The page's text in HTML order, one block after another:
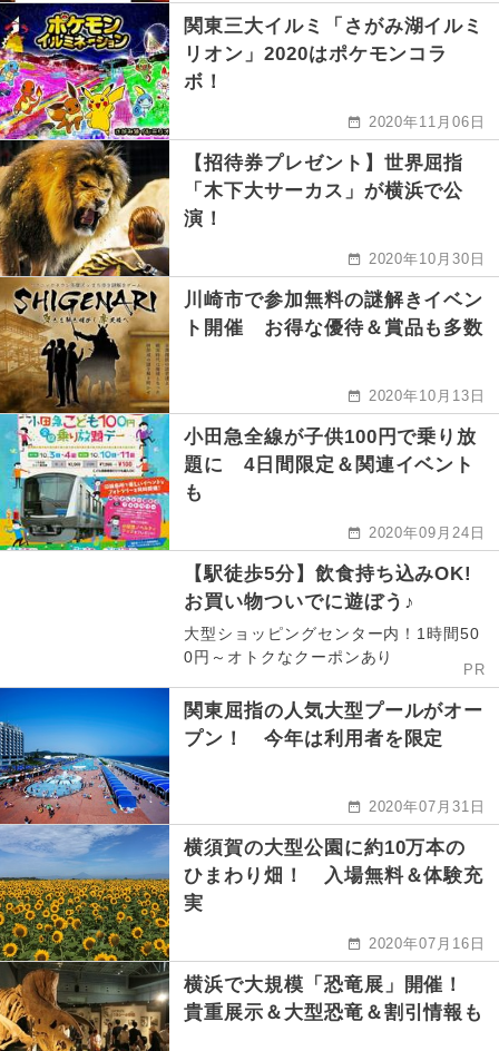
関東三大イルミ「さがみ湖イルミ
リオン」2020はポケモンコラ
ボ！
2020年11月06日
【招待券プレゼント】世界屈指
「木下大サーカス」が横浜で公
演！
2020年10月30日
川崎市で参加無料の謎解きイベン
ト開催 お得な優待＆賞品も多数
2020年10月13日
小田急全線が子供100円で乗り放
題に 4日間限定＆関連イベント
も
2020年09月24日
【駅徒歩5分】飲食持ち込みOK!
お買い物ついでに遊ぼう♪
大型ショッピングセンター内！1時間50
0円～オトクなクーポンあり
PR
関東屈指の人気大型プールがオー
プン！ 今年は利用者を限定
2020年07月31日
横須賀の大型公園に約10万本の
ひまわり畑！ 入場無料＆体験充
実
2020年07月16日
横浜で大規模「恐竜展」開催！
貴重展示＆大型恐竜＆割引情報も